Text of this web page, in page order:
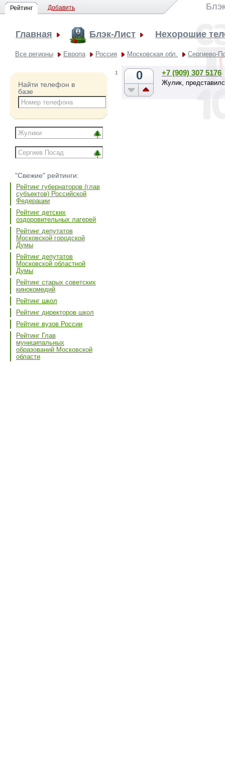
Рейтинг Добавить
Главная Блэк-Лист Нехорошие
Все регионы Европа Россия Московская обл. Сергиево-
Найти телефон в
базе
"Свежие" рейтинги:
Рейтинг губернаторов (глав
субъектов) Российской
Федерации
Рейтинг детских
оздоровительных лагерей
Рейтинг депутатов
Московской городской
Думы
Рейтинг депутатов
Московской областной
Думы
Рейтинг старых советских
кинокомедий
Рейтинг школ
Рейтинг директоров школ
Рейтинг вузов России
Рейтинг Глав
муниципальных
образований Московской
области
1 0 +7 (909) 307 5176
Жулик,